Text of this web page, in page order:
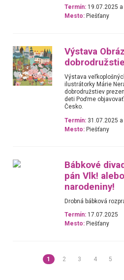
Termín: 19.07.2025
Mesto: Piešťany
Výstava
Výstava
ilustrátorky Márie
dobrodružstiev
deti Poďme
Česko.
Termín: 31.07.2025
Mesto: Piešťany
Bábkové
pán Vlk!
narodeniny!
Drobná bábková
Termín: 17.07.2025
Mesto: Piešťany
1 2 3 4 5